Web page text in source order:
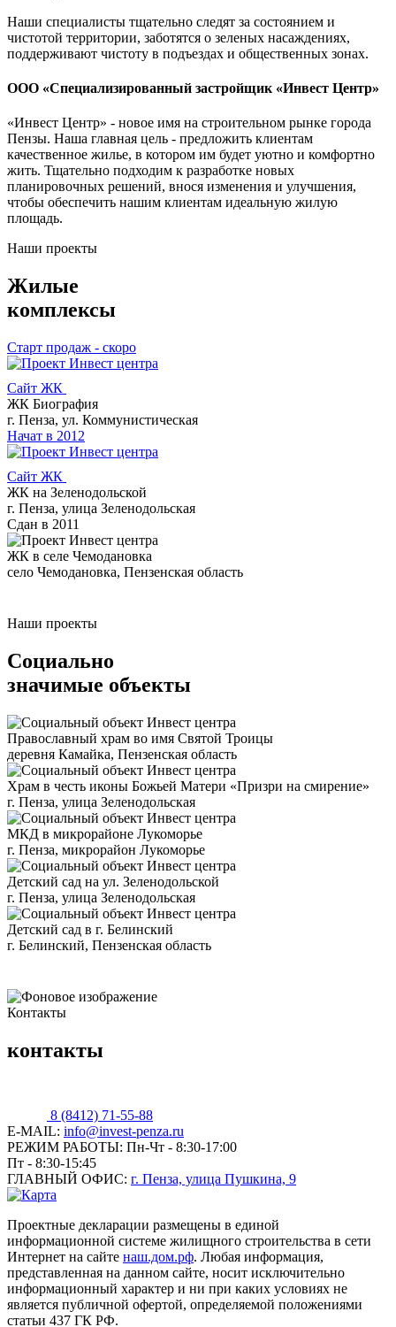
Наши специалисты тщательно следят за состоянием и
чистотой территории, заботятся о зеленых насаждениях,
поддерживают чистоту в подъездах и общественных зонах.
ООО «Специализированный застройщик «Инвест Центр»
«Инвест Центр» - новое имя на строительном рынке города
Пензы. Наша главная цель - предложить клиентам
качественное жилье, в котором им будет уютно и комфортно
жить. Тщательно подходим к разработке новых
планировочных решений, внося изменения и улучшения,
чтобы обеспечить нашим клиентам идеальную жилую
площадь.
Наши проекты
Жилые
комплексы
Cтарт продаж - скоро
Сайт ЖК
ЖК Биография
г. Пенза, ул. Коммунистическая
Начат в 2012
Сайт ЖК
ЖК на Зеленодольской
г. Пенза, улица Зеленодольская
Сдан в 2011
ЖК в селе Чемодановка
село Чемодановка, Пензенская область
Наши проекты
Социально
значимые объекты
Православный храм во имя Cвятой Троицы
деревня Камайка, Пензенская область
Храм в честь иконы Божьей Матери «Призри на смирение»
г. Пенза, улица Зеленодольская
МКД в микрорайоне Лукоморье
г. Пенза, микрорайон Лукоморье
Детский сад на ул. Зеленодольской
г. Пенза, улица Зеленодольская
Детский сад в г. Белинский
г. Белинский, Пензенская область
Контакты
контакты
8 (8412) 71-55-88
E-MAIL: info@invest-penza.ru
РЕЖИМ РАБОТЫ: Пн-Чт - 8:30-17:00
Пт - 8:30-15:45
ГЛАВНЫЙ ОФИС: г. Пенза, улица Пушкина, 9
Проектные декларации размещены в единой
информационной системе жилищного строительства в сети
Интернет на сайте наш.дом.рф. Любая информация,
представленная на данном сайте, носит исключительно
информационный характер и ни при каких условиях не
является публичной офертой, определяемой положениями
статьи 437 ГК РФ.